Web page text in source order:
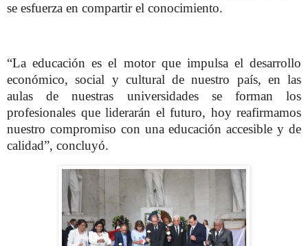
se esfuerza en compartir el conocimiento.
“La educación es el motor que impulsa el desarrollo
económico, social y cultural de nuestro país, en las
aulas de nuestras universidades se forman los
profesionales que liderarán el futuro, hoy reafirmamos
nuestro compromiso con una educación accesible y de
calidad”, concluyó.